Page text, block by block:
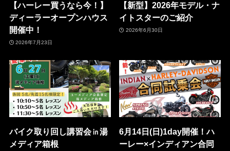
【ハーレー買うなら今！】
ディーラーオープンハウス
開催中！
2026年7月23日
【新型】2026年モデル・ナ
イトスターのご紹介
2026年6月30日
バイク取り回し講習会㏌湯
メディア箱根
6月14日(日)1day開催！ハ
ーレー×インディアン合同